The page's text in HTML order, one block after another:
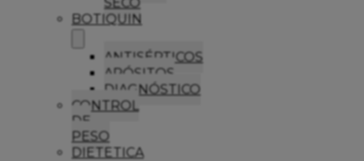
BOTIQUIN
ANTISÉPTICOS
APÓSITOS
DIAGNÓSTICO
CONTROL
DE
PESO
DIETETICA